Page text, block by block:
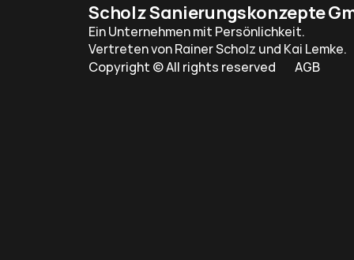
Scholz Sanierungskonzepte
Ein Unternehmen mit Persönlichkeit.
Vertreten von Rainer Scholz und Kai Lemke.
Copyright © All rights reserved
AGB